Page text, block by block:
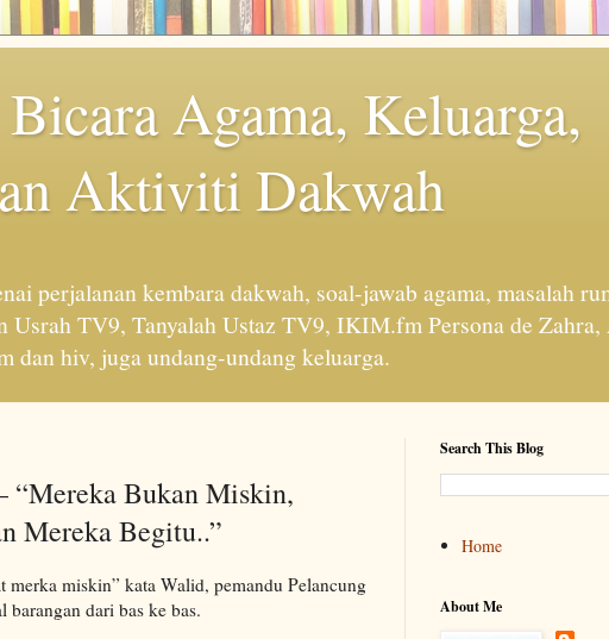
Agama, Keluarga,
Aktiviti Dakwah
perjalanan kembara dakwah, soal-jawab agama, masalah
Usrah TV9, Tanyalah Ustaz TV9, IKIM.fm Persona de
dan hiv, juga undang-undang keluarga.
“Mereka Bukan Miskin,
Mereka Begitu..”
miskin” kata Walid, pemandu Pelancung
dari bas ke bas.
Search This Blog
Home
About Me